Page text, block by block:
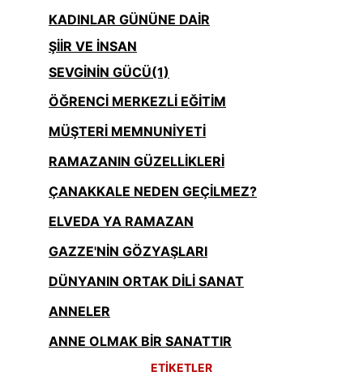
SEVGİNİN GÜCÜ(1)
ŞİİR VE İNSAN
KADINLAR GÜNÜNE DAİR
ÖĞRENCİ MERKEZLİ EĞİTİM
MÜŞTERİ MEMNUNİYETİ
RAMAZANIN GÜZELLİKLERİ
ÇANAKKALE NEDEN GEÇİLMEZ?
ELVEDA YA RAMAZAN
GAZZE'NİN GÖZYAŞLARI
DÜNYANIN ORTAK DİLİ SANAT
ANNELER
ANNE OLMAK BİR SANATTIR
ETİKETLER